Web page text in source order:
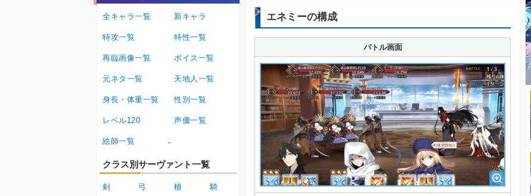
エネミーの構成
バトル画面
全キャラ一覧 新キャラ
特攻一覧 特性一覧
再臨画像一覧 ボイス一覧
元ネタ一覧 天地人一覧
身長・体重一覧 性別一覧
レベル120 声優一覧
絵師一覧 -
クラス別サーヴァント一覧
剣 弓 槍 騎